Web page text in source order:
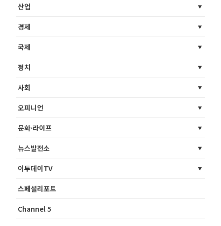
산업
경제
국제
정치
사회
오피니언
문화·라이프
뉴스발전소
이투데이TV
스페셜리포트
Channel 5